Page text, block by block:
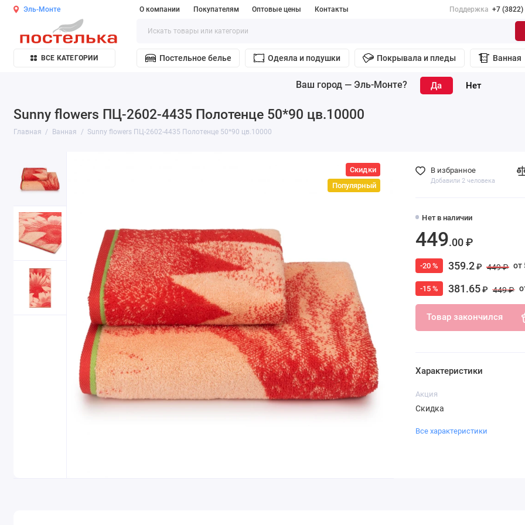
Эль-Монте О компании Покупателям Оптовые цены Контакты Поддержка +7
ВСЕ КАТЕГОРИИ Постельное белье Одеяла и подушки Покрывала и пледы Ванная
Ваш город — Эль-Монте?
Sunny flowers ПЦ-2602-4435 Полотенце 50*90 цв.10000
Главная Ванная Sunny flowers ПЦ-2602-4435 Полотенце 50*90 цв.10000
Скидки
Популярный
Нет в наличии
449.00 ₽
-20 % 359.2₽ 449 ₽ от
-15 % 381.65₽ 449 ₽
Товар закончился
В избранное
Добавили 2 человека
Характеристики
Акция
Скидка
Все характеристики